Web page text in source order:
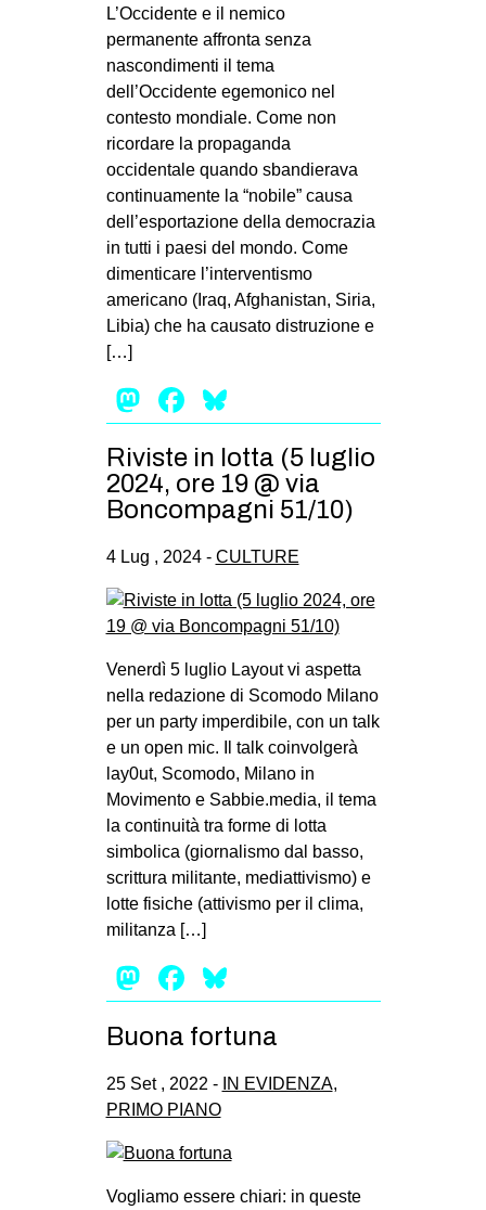
L’Occidente e il nemico
permanente affronta senza
nascondimenti il tema
dell’Occidente egemonico nel
contesto mondiale. Come non
ricordare la propaganda
occidentale quando sbandierava
continuamente la “nobile” causa
dell’esportazione della democrazia
in tutti i paesi del mondo. Come
dimenticare l’interventismo
americano (Iraq, Afghanistan, Siria,
Libia) che ha causato distruzione e
[…]
Mastodon
Facebook
Riviste in lotta (5 luglio
2024, ore 19 @ via
Boncompagni 51/10)
4 Lug , 2024 - CULTURE
Venerdì 5 luglio Layout vi aspetta
nella redazione di Scomodo Milano
per un party imperdibile, con un talk
e un open mic. Il talk coinvolgerà
lay0ut, Scomodo, Milano in
Movimento e Sabbie.media, il tema
la continuità tra forme di lotta
simbolica (giornalismo dal basso,
scrittura militante, mediattivismo) e
lotte fisiche (attivismo per il clima,
militanza […]
Mastodon
Facebook
Buona fortuna
25 Set , 2022 - IN EVIDENZA,
PRIMO PIANO
Vogliamo essere chiari: in queste